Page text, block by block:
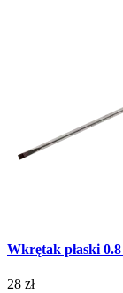
Wkrętak płaski
28 zł